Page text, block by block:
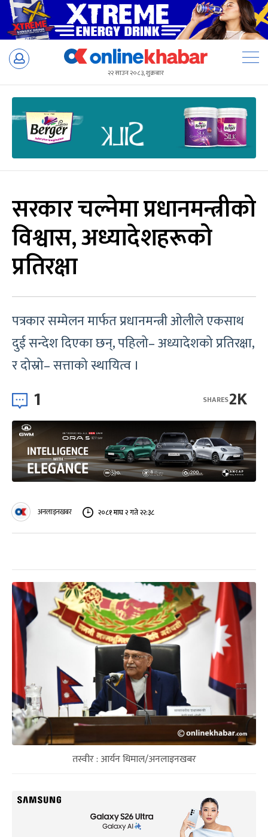
Skip
२२ साउन २०८३, शुक्रबार
सरकार चल्नेमा प्रधानमन्त्रीको
विश्वास, अध्यादेशहरूको
प्रतिरक्षा
पत्रकार सम्मेलन मार्फत प्रधानमन्त्री ओलीले एकसाथ
दुई सन्देश दिएका छन्, पहिलो– अध्यादेशको प्रतिरक्षा,
र दोस्रो– सत्ताको स्थायित्व ।
1 2K
SHARES
अनलाइनखबर २०८१ माघ २ गते २२:३८
तस्वीर : आर्यन धिमाल/अनलाइनखबर